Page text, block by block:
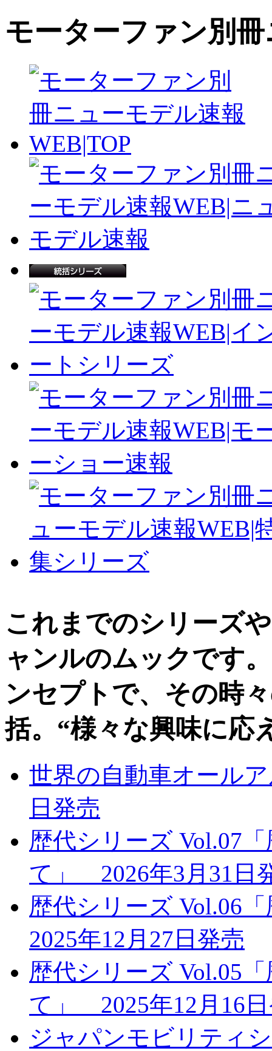
モーターファン別
これまでのシリーズ
ャンルのムックです
ンセプトで、その時
括。“様々な興味に応
世界の自動車オール
日発売
歴代シリーズ Vol.07
て」 2026年3月31日
歴代シリーズ Vol.06
2025年12月27日発売
歴代シリーズ Vol.05
て」 2025年12月16
ジャパンモビリティ